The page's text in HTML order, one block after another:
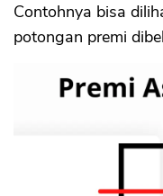
Contohnya bisa
potongan premi